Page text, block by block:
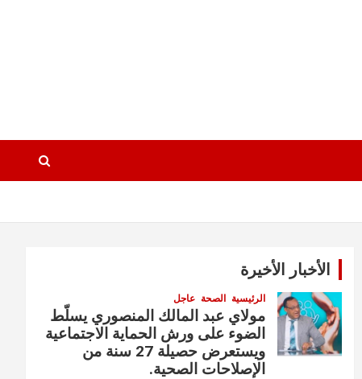
الأخبار الأخيرة
الرئيسية الصحة عاجل
مولاي عبد المالك المنصوري يسلّط
الضوء على ورش الحماية الاجتماعية
ويستعرض حصيلة 27 سنة من
الإصلاحات الصحية.